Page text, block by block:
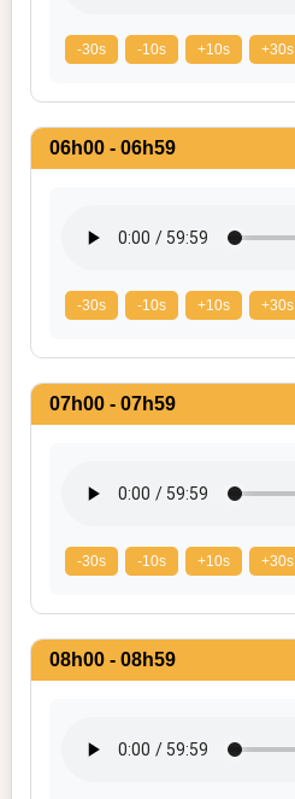
-30s -10s +10s +30s
06h00 - 06h59
-30s -10s +10s +30s
07h00 - 07h59
-30s -10s +10s +30s
08h00 - 08h59